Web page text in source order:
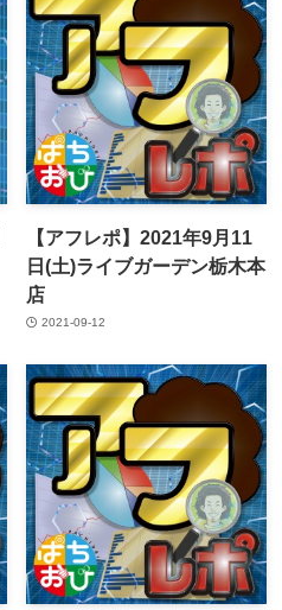
【アフレポ】2021年9月11
日(土)ライブガーデン栃木本
店
2021-09-12